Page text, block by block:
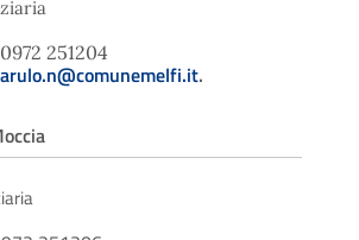
0972 251204
.